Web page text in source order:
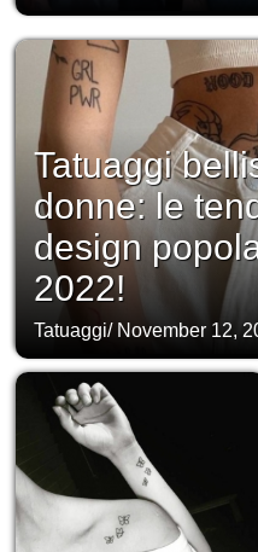
Tatuaggi
donne: le
design
2022!
Tatuaggi/ November 12,